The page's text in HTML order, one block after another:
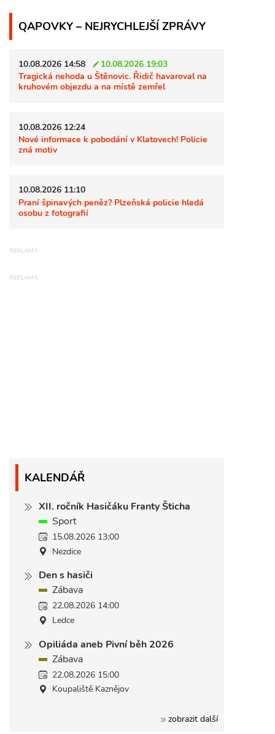
QAPOVKY – NEJRYCHLEJŠÍ ZPRÁVY
10.08.2026 14:58
10.08.2026 19:03
Tragická nehoda u Štěnovic. Řidič havaroval na
kruhovém objezdu a na místě zemřel
10.08.2026 12:24
Nové informace k pobodání v Klatovech! Policie
zná motiv
10.08.2026 11:10
Praní špinavých peněz? Plzeňská policie hledá
osobu z fotografií
KALENDÁŘ
XII. ročník Hasičáku Franty Šticha
Sport
15.08.2026 13:00
Nezdice
Den s hasiči
Zábava
22.08.2026 14:00
Ledce
Opiliáda aneb Pivní běh 2026
Zábava
22.08.2026 15:00
Koupaliště Kaznějov
zobrazit další